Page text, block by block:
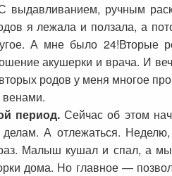
ручным
я лежала и ползала, а
А мне было 24!Вторые
акушерки и врача. И
родов у меня многое
период. Сейчас об этом
делам. А отлежаться.
Малыш кушал и спал, а
дома. Но главное —